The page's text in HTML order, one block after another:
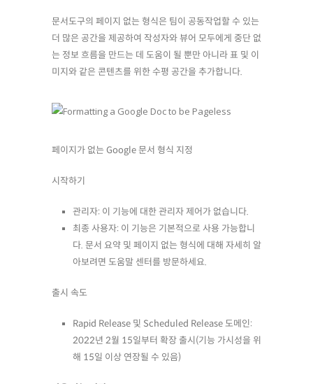
문서도구의 페이지 없는 형식은 팀이 공동작업할 수 있는
더 많은 공간을 제공하여 작성자와 뷰어 모두에게 중단 없
는 정보 흐름을 만드는 데 도움이 될 뿐만 아니라 표 및 이
미지와 같은 콘텐츠를 위한 수평 공간을 추가합니다.
페이지가 없는 Google 문서 형식 지정
시작하기
관리자: 이 기능에 대한 관리자 제어가 없습니다.
최종 사용자: 이 기능은 기본적으로 사용 가능합니
다. 문서 요약 및 페이지 없는 형식에 대해 자세히 알
아보려면 도움말 센터를 방문하세요.
출시 속도
Rapid Release 및 Scheduled Release 도메인:
2022년 2월 15일부터 확장 출시(기능 가시성을 위
해 15일 이상 연장될 수 있음)